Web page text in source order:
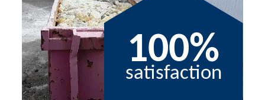
100%
satisfaction